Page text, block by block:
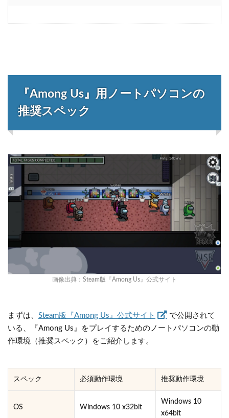
『Among Us』用ノートパソコンの
推奨スペック
画像出典： Steam版『Among Us』公式サイト
まずは、 Steam版『Among Us』公式サイト
で公開されて
いる、『Among Us』をプレイするためのノートパソコンの動
作環境（推奨スペック）をご紹介します。
スペック 必須動作環境 推奨動作環境
OS Windows 10 x32bit
Windows 10
x64bit